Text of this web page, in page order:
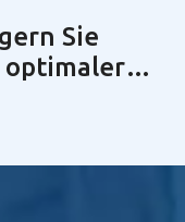
Sie
optimaler